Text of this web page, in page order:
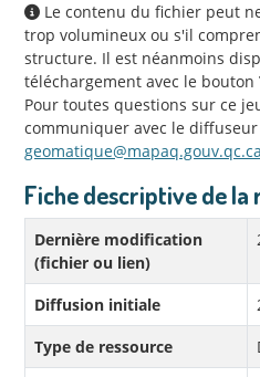
Le contenu du fichier peut
trop volumineux ou s'il
structure. Il est néanmoins
téléchargement avec le bouton
Pour toutes questions sur ce
communiquer avec le diffuseur
geomatique@mapaq.gouv.qc.ca
Fiche descriptive de la
Dernière modification
(fichier ou lien)
Diffusion initiale
Type de ressource